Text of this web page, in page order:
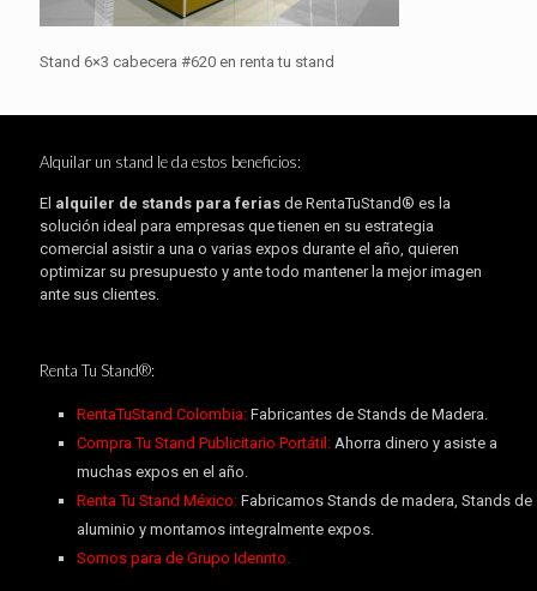
Stand 6×3 cabecera #620 en renta tu stand
Alquilar un stand le da estos beneficios:
El alquiler de stands para ferias de RentaTuStand® es la
solución ideal para empresas que tienen en su estrategia
comercial asistir a una o varias expos durante el año, quieren
optimizar su presupuesto y ante todo mantener la mejor imagen
ante sus clientes.
Renta Tu Stand®:
RentaTuStand Colombia: Fabricantes de Stands de Madera.
Compra Tu Stand Publicitario Portátil:Ahorra dinero y asiste a
muchas expos en el año.
Renta Tu Stand México:Fabricamos Stands de madera, Stands de
aluminio y montamos integralmente expos.
Somos para de Grupo Idennto.